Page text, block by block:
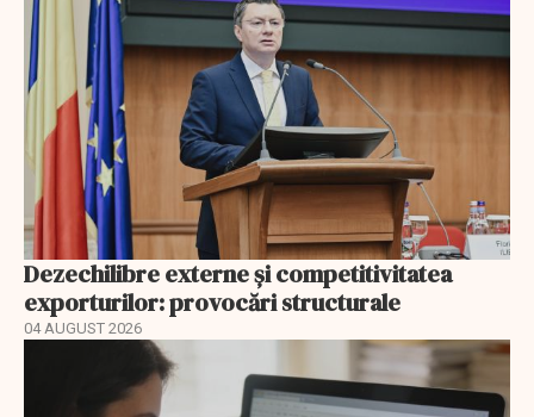
Dezechilibre externe și competitivitatea
exporturilor: provocări structurale
04 AUGUST 2026